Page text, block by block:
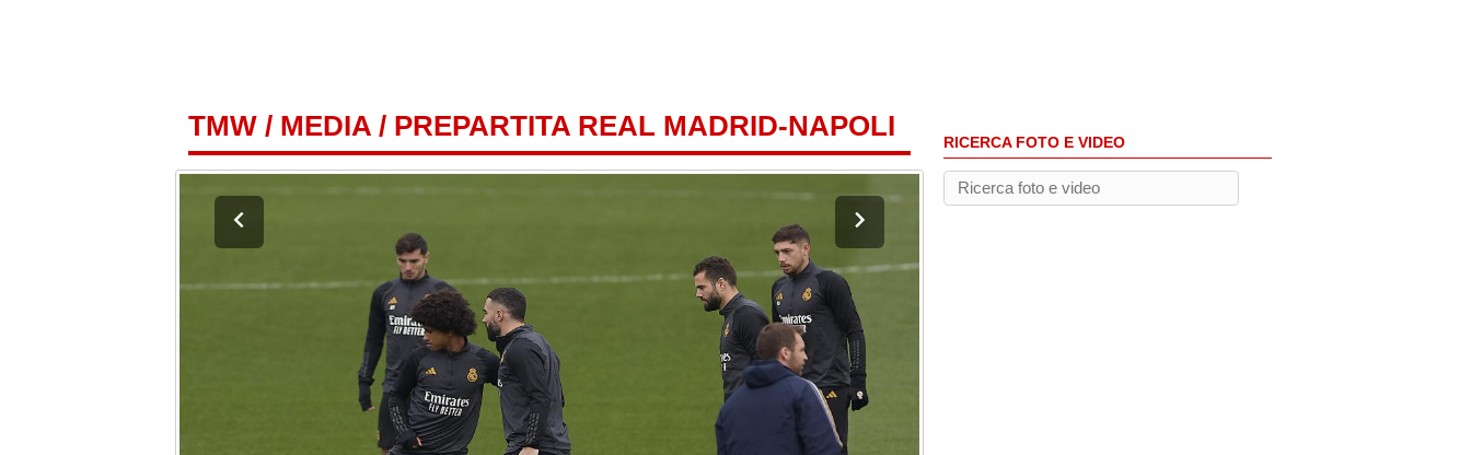
TMW / MEDIA / PREPARTITA REAL MADRID-NAPOLI
RICERCA FOTO E VIDEO